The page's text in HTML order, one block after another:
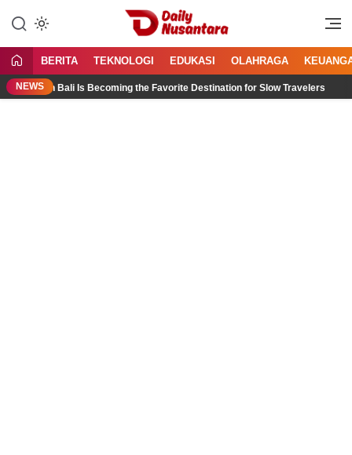
konten
Daily Nusantara
Menyajikan Fakta, Menginspirasi
BERITA TEKNOLOGI EDUKASI OLAHRAGA
NEWS
Bali Is Becoming the Favorite Destination for Slow Travelers